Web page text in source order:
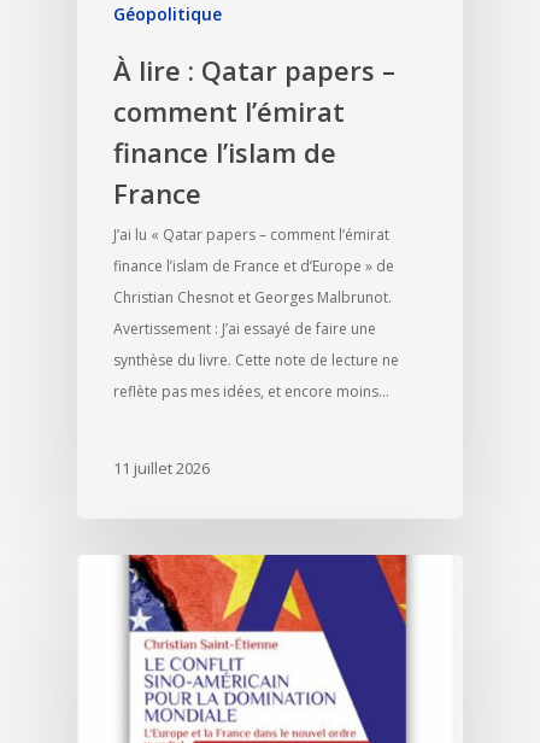
Géopolitique
À lire : Qatar papers –
comment l’émirat
finance l’islam de
France
J’ai lu « Qatar papers – comment l’émirat
finance l’islam de France et d’Europe » de
Christian Chesnot et Georges Malbrunot.
Avertissement : J’ai essayé de faire une
synthèse du livre. Cette note de lecture ne
reflète pas mes idées, et encore moins…
11 juillet 2026